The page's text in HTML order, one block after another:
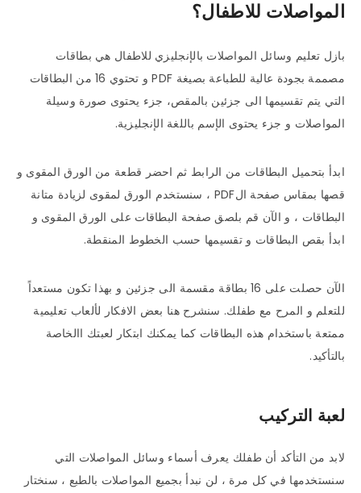
المواصلات للاطفال؟
بازل تعليم وسائل المواصلات بالإنجليزي للاطفال هي بطاقات
مصممة بجودة عالية للطباعة بصيغة PDF و تحتوي 16 من البطاقات
التي يتم تقسيمها الى جزئين بالمقص، جزء يحتوى صورة وسيلة
المواصلات و جزء يحتوى الإسم باللغة الإنجليزية.
ابدأ بتحميل البطاقات من الرابط ثم احضر قطعة من الورق المقوى و
قصها بمقاس صفحة الPDF ، سنستخدم الورق لمقوى لزيادة متانة
البطاقات ، و الآن قم بلصق صفحة البطاقات على الورق المقوى و
ابدأ بقص البطاقات و تقسيمها حسب الخطوط المنقطة.
الآن حصلت على 16 بطاقة مقسمة الى جزئين و بهذا تكون مستعداً
للتعلم و المرح مع طفلك. سنشرح هنا بعض الافكار لألعاب تعليمية
ممتعة باستخدام هذه البطاقات كما يمكنك ابتكار لعبتك االخاصة
بالتأكيد.
لعبة التركيب
لابد من التأكد أن طفلك يعرف أسماء وسائل المواصلات التي
سنستخدمها في كل مرة ، لن نبدأ بجميع المواصلات بالطبع ، سنختار